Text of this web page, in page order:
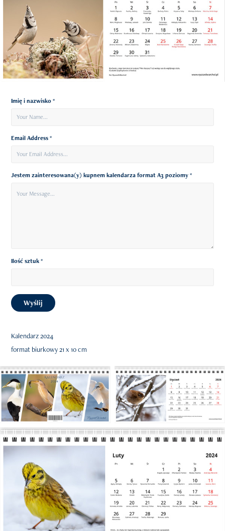
Imię i nazwisko *
Email Address *
Jestem zainteresowana(y) kupnem kalendarza format A3 poziomy *
Ilość sztuk *
Wyślij
Kalendarz 2024
format biurkowy 21 x 10 cm